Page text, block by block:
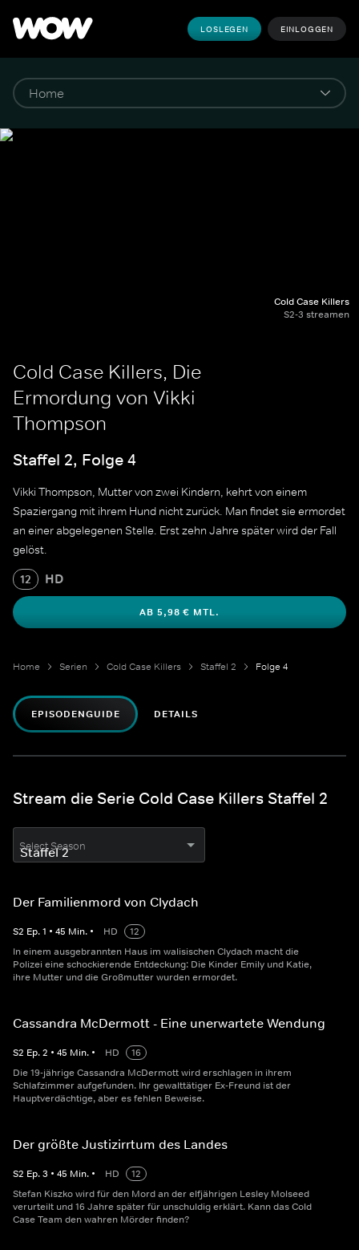
LOSLEGEN EINLOGGEN
Cold Case Killers
S2-3 streamen
Cold Case Killers, Die
Ermordung von Vikki
Thompson
Staffel 2, Folge 4
Vikki Thompson, Mutter von zwei Kindern, kehrt von einem
Spaziergang mit ihrem Hund nicht zurück. Man findet sie ermordet
an einer abgelegenen Stelle. Erst zehn Jahre später wird der Fall
gelöst.
12 HD
AB 5,98 € MTL.
Home Serien Cold Case Killers Staffel 2 Folge 4
EPISODENGUIDE DETAILS
Stream die Serie Cold Case Killers Staffel 2
Select Season
Der Familienmord von Clydach
S2 Ep.1 • 45 Min. • HD
12
In einem ausgebrannten Haus im walisischen Clydach macht die
Polizei eine schockierende Entdeckung: Die Kinder Emily und Katie,
ihre Mutter und die Großmutter wurden ermordet.
Cassandra McDermott - Eine unerwartete Wendung
S2 Ep.2 • 45 Min. • HD
16
Die 19-jährige Cassandra McDermott wird erschlagen in ihrem
Schlafzimmer aufgefunden. Ihr gewalttätiger Ex-Freund ist der
Hauptverdächtige, aber es fehlen Beweise.
Der größte Justizirrtum des Landes
S2 Ep.3 • 45 Min. • HD
12
Stefan Kiszko wird für den Mord an der elfjährigen Lesley Molseed
verurteilt und 16 Jahre später für unschuldig erklärt. Kann das Cold
Case Team den wahren Mörder finden?